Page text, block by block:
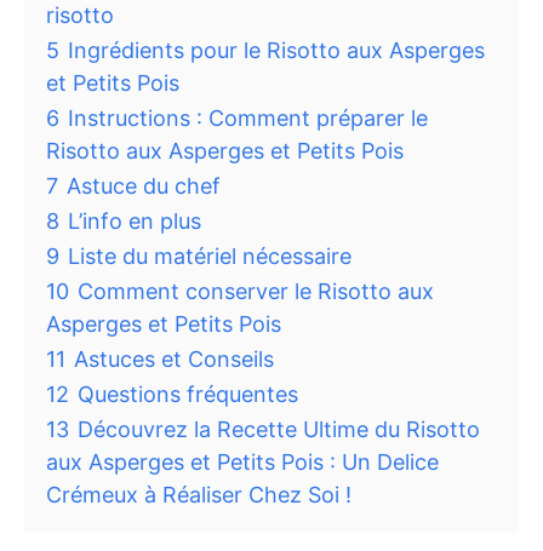
risotto
5 Ingrédients pour le Risotto aux Asperges
et Petits Pois
6 Instructions : Comment préparer le
Risotto aux Asperges et Petits Pois
7 Astuce du chef
8 L’info en plus
9 Liste du matériel nécessaire
10 Comment conserver le Risotto aux
Asperges et Petits Pois
11 Astuces et Conseils
12 Questions fréquentes
13 Découvrez la Recette Ultime du Risotto
aux Asperges et Petits Pois : Un Delice
Crémeux à Réaliser Chez Soi !